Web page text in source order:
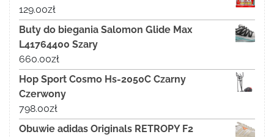
129.00zł
Buty do biegania Salomon Glide Max
L41764400 Szary
660.00zł
Hop Sport Cosmo Hs-2050C Czarny
Czerwony
798.00zł
Obuwie adidas Originals RETROPY F2